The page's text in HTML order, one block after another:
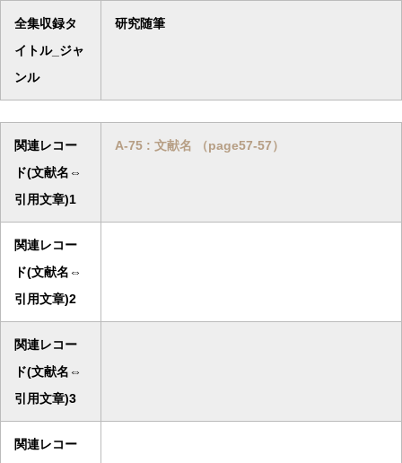
全集収録タ
イトル_ジャ
ンル
研究随筆
関連レコー
ド(文献名⇔
引用文章)1
A-75 : 文献名 （page57-57）
関連レコー
ド(文献名⇔
引用文章)2
関連レコー
ド(文献名⇔
引用文章)3
関連レコー